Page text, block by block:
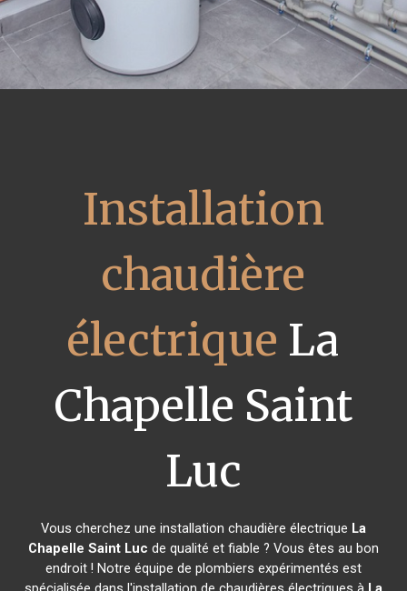
Installation
chaudière
électrique La
Chapelle Saint
Luc
Vous cherchez une installation chaudière électrique La
Chapelle Saint Luc de qualité et fiable ? Vous êtes au bon
endroit ! Notre équipe de plombiers expérimentés est